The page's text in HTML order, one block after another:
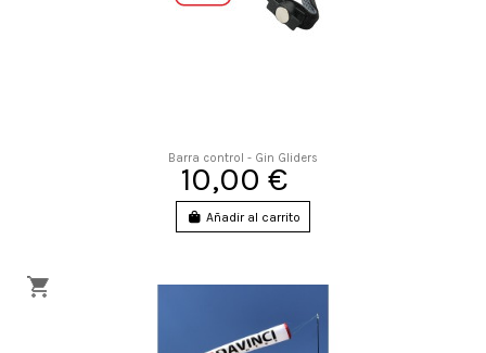
Barra control - Gin Gliders
10,00 €
Añadir al carrito